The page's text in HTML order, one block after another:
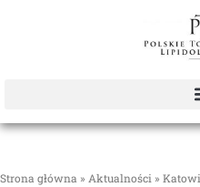
Strona główna » Aktualności »